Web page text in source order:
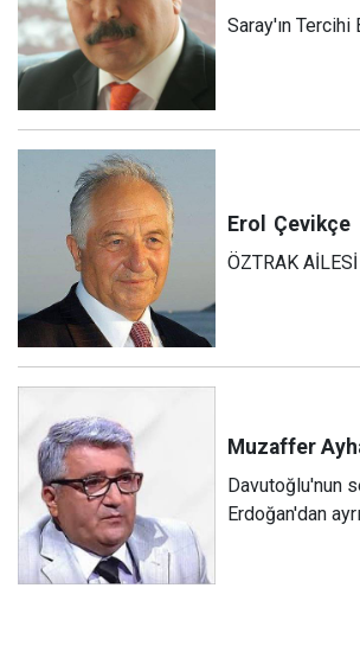
Saray'ın Tercihi
Erol Çevikçe
ÖZTRAK AİLESİ
Muzaffer
Davutoğlu'nun
Erdoğan'dan